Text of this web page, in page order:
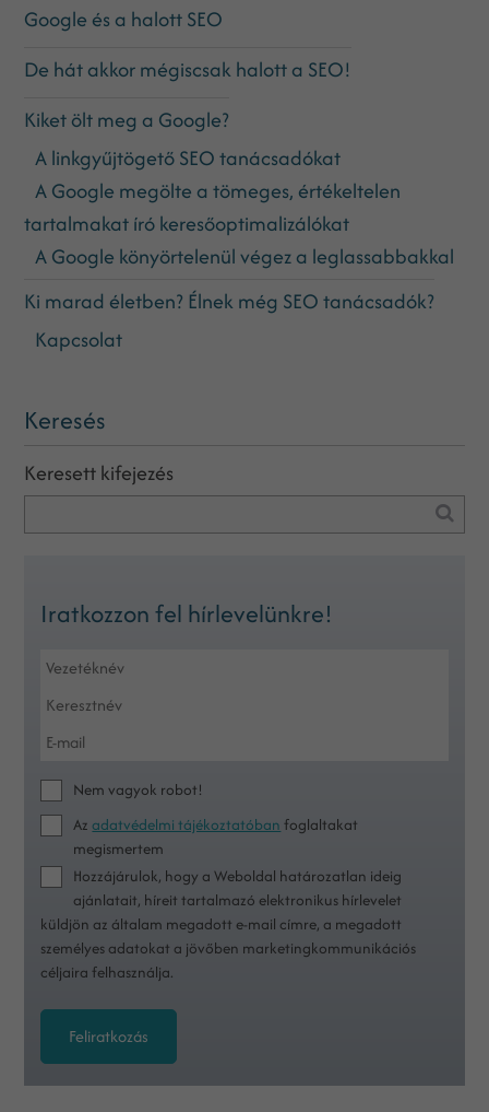
Google és a halott SEO
De hát akkor mégiscsak halott a SEO!
Kiket ölt meg a Google?
A linkgyűjtögető SEO tanácsadókat
A Google megölte a tömeges, értékeltelen
tartalmakat író keresőoptimalizálókat
A Google könyörtelenül végez a leglassabbakkal
Ki marad életben? Élnek még SEO tanácsadók?
Kapcsolat
Keresés
Keresett kifejezés
Iratkozzon fel hírlevelünkre!
Nem vagyok robot!
Azadatvédelmi tájékoztatóban foglaltakat
megismertem
Hozzájárulok, hogy a Weboldal határozatlan ideig
ajánlatait, híreit tartalmazó elektronikus hírlevelet
küldjön az általam megadott e-mail címre, a megadott
személyes adatokat a jövőben marketingkommunikációs
céljaira felhasználja.
Feliratkozás